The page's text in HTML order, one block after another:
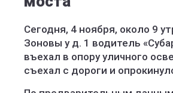
Сегодня, 4 ноября, около 9
Зоновы у д. 1 водитель
въехал в опору уличного
съехал с дороги и